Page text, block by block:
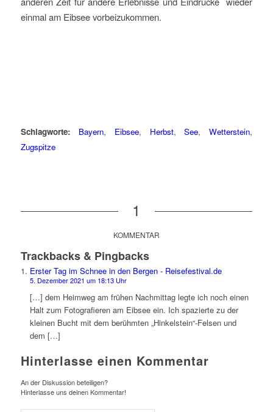
einmal am Eibsee vorbeizukommen.
Schlagworte: Bayern, Eibsee, Herbst,See,Wetterstein,
Zugspitze
1
KOMMENTAR
Trackbacks & Pingbacks
Erster Tag im Schnee in den Bergen - Reisefestival.de
5. Dezember 2021 um 18:13 Uhr
[…] dem Heimweg am frühen Nachmittag legte ich noch einen
Halt zum Fotografieren am Eibsee ein. Ich spazierte zu der
kleinen Bucht mit dem berühmten „Hinkelstein“-Felsen und
dem […]
Hinterlasse einen Kommentar
An der Diskussion beteiligen?
Hinterlasse uns deinen Kommentar!